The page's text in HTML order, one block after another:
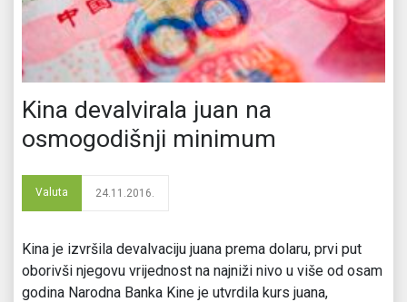
Kina devalvirala juan na
osmogodišnji minimum
Valuta 24.11.2016.
Kina je izvršila devalvaciju juana prema dolaru, prvi put
oborivši njegovu vrijednost na najniži nivo u više od osam
godina Narodna Banka Kine je utvrdila kurs juana,